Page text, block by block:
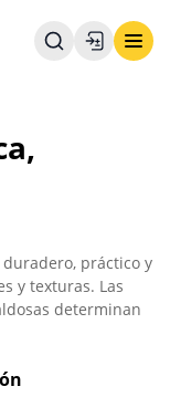
práctico y
y texturas. Las
determinan